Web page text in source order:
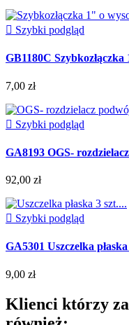
 Szybki podgląd
GB1180C Szybkozłączka
7,00 zł
 Szybki podgląd
GA8193 OGS-
92,00 zł
 Szybki podgląd
GA5301 Uszczelka
9,00 zł
Klienci którzy